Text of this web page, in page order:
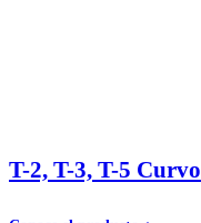
T-2, T-3, T-5 Curvo